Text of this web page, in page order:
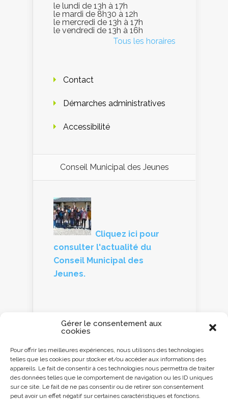
Gérer le consentement aux
cookies
Pour offrir les meilleures expériences, nous utilisons des technologies
telles que les cookies pour stocker et/ou accéder aux informations des
appareils. Le fait de consentir à ces technologies nous permettra de traiter
des données telles que le comportement de navigation ou les ID uniques
sur ce site. Le fait de ne pas consentir ou de retirer son consentement
peut avoir un effet négatif sur certaines caractéristiques et fonctions.
le lundi de 13h à 17h
le mardi de 8h30 à 12h
le mercredi de 13h à 17h
le vendredi de 13h à 16h
Tous les horaires
Contact
Démarches administratives
Accessibilité
Conseil Municipal des Jeunes
Cliquez ici pour
consulter l'actualité du
Conseil Municipal des
Jeunes.
Panneau d'information
Cliquez ici ou
scannez le QR code
avec votre
Smartphone pour